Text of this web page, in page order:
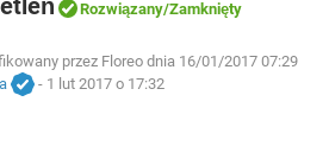
FACEBOOK
FACEBOOK
TIKTOK
NETFLIX
TIKTOK
Rozwiązany/Zamknięty
przez Floreo dnia 16/01/2017 07:29
- 1 lut 2017 o 17:32